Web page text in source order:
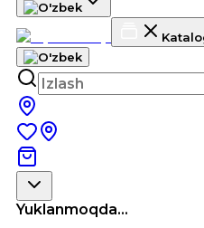
Yuklanmoqda...